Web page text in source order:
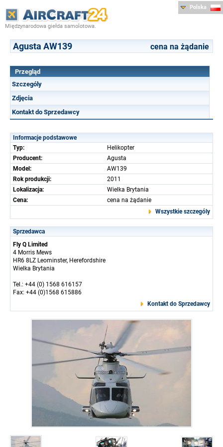
Międzynarodowa giełda samolotowa.
Polska
Agusta AW139 cena na żądanie
Przegląd
Szczególy
Zdjęcia
Kontakt do Sprzedawcy
Informacje podstawowe
Typ:
Helikopter
Producent:
Agusta
Model:
AW139
Rok produkcji:
2011
Lokalizacja:
Wielka Brytania
Cena:
cena na żądanie
Wszystkie szczególy
Sprzedawca
Fly Q Limited
4 Morris Mews
HR6 8LZ Leominster, Herefordshire
Wielka Brytania
Tel.: +44 (0) 1568 616157
Fax: +44 (0)1568 615886
Kontakt do Sprzedawcy